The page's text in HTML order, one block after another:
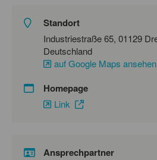
Standort
Industriestraße 65, 01129 Dresden, Sachsen,
Deutschland
auf Google Maps ansehen
Homepage
Link
Ansprechpartner